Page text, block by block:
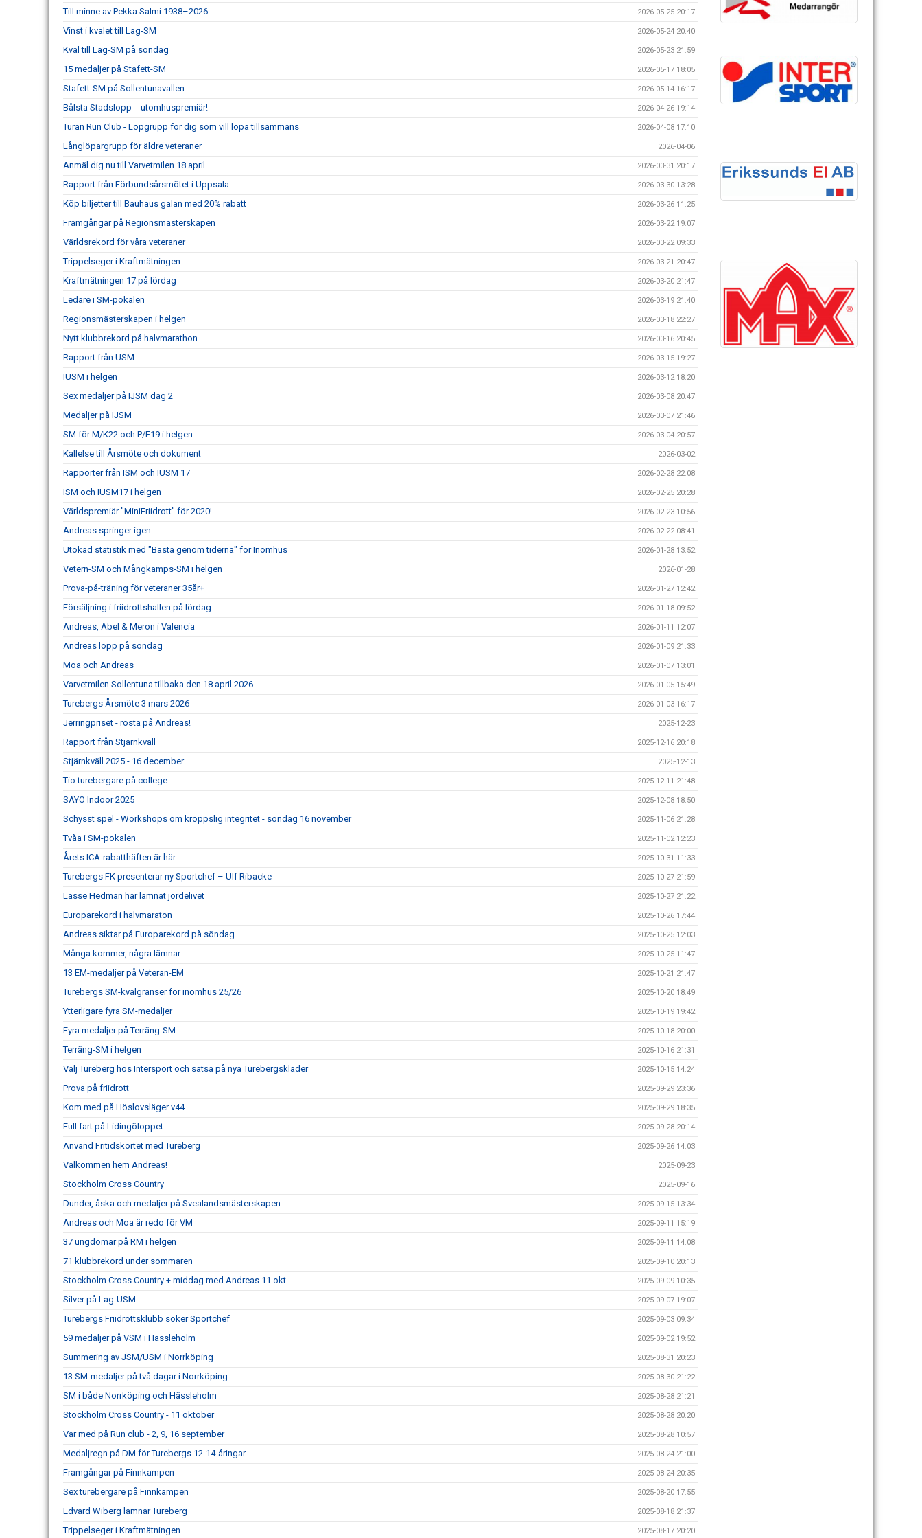
Till minne av Pekka Salmi 1938–2026 2026-05-25 20:17
Vinst i kvalet till Lag-SM 2026-05-24 20:40
Kval till Lag-SM på söndag 2026-05-23 21:59
15 medaljer på Stafett-SM 2026-05-17 18:05
Stafett-SM på Sollentunavallen 2026-05-14 16:17
Bålsta Stadslopp = utomhuspremiär! 2026-04-26 19:14
Turan Run Club - Löpgrupp för dig som vill löpa tillsammans 2026-04-08 17:10
Långlöpargrupp för äldre veteraner 2026-04-06
Anmäl dig nu till Varvetmilen 18 april 2026-03-31 20:17
Rapport från Förbundsårsmötet i Uppsala 2026-03-30 13:28
Köp biljetter till Bauhaus galan med 20% rabatt 2026-03-26 11:25
Framgångar på Regionsmästerskapen 2026-03-22 19:07
Världsrekord för våra veteraner 2026-03-22 09:33
Trippelseger i Kraftmätningen 2026-03-21 20:47
Kraftmätningen 17 på lördag 2026-03-20 21:47
Ledare i SM-pokalen 2026-03-19 21:40
Regionsmästerskapen i helgen 2026-03-18 22:27
Nytt klubbrekord på halvmarathon 2026-03-16 20:45
Rapport från USM 2026-03-15 19:27
IUSM i helgen 2026-03-12 18:20
Sex medaljer på IJSM dag 2 2026-03-08 20:47
Medaljer på IJSM 2026-03-07 21:46
SM för M/K22 och P/F19 i helgen 2026-03-04 20:57
Kallelse till Årsmöte och dokument 2026-03-02
Rapporter från ISM och IUSM 17 2026-02-28 22:08
ISM och IUSM17 i helgen 2026-02-25 20:28
Världspremiär "MiniFriidrott" för 2020! 2026-02-23 10:56
Andreas springer igen 2026-02-22 08:41
Utökad statistik med "Bästa genom tiderna" för Inomhus 2026-01-28 13:52
Vetern-SM och Mångkamps-SM i helgen 2026-01-28
Prova-på-träning för veteraner 35år+ 2026-01-27 12:42
Försäljning i friidrottshallen på lördag 2026-01-18 09:52
Andreas, Abel & Meron i Valencia 2026-01-11 12:07
Andreas lopp på söndag 2026-01-09 21:33
Moa och Andreas 2026-01-07 13:01
Varvetmilen Sollentuna tillbaka den 18 april 2026 2026-01-05 15:49
Turebergs Årsmöte 3 mars 2026 2026-01-03 16:17
Jerringpriset - rösta på Andreas! 2025-12-23
Rapport från Stjärnkväll 2025-12-16 20:18
Stjärnkväll 2025 - 16 december 2025-12-13
Tio turebergare på college 2025-12-11 21:48
SAYO Indoor 2025 2025-12-08 18:50
Schysst spel - Workshops om kroppslig integritet - söndag 16 november 2025-11-06 21:28
Tvåa i SM-pokalen 2025-11-02 12:23
Årets ICA-rabatthäften är här 2025-10-31 11:33
Turebergs FK presenterar ny Sportchef – Ulf Ribacke 2025-10-27 21:59
Lasse Hedman har lämnat jordelivet 2025-10-27 21:22
Europarekord i halvmaraton 2025-10-26 17:44
Andreas siktar på Europarekord på söndag 2025-10-25 12:03
Många kommer, några lämnar... 2025-10-25 11:47
13 EM-medaljer på Veteran-EM 2025-10-21 21:47
Turebergs SM-kvalgränser för inomhus 25/26 2025-10-20 18:49
Ytterligare fyra SM-medaljer 2025-10-19 19:42
Fyra medaljer på Terräng-SM 2025-10-18 20:00
Terräng-SM i helgen 2025-10-16 21:31
Välj Tureberg hos Intersport och satsa på nya Turebergskläder 2025-10-15 14:24
Prova på friidrott 2025-09-29 23:36
Kom med på Höslovsläger v44 2025-09-29 18:35
Full fart på Lidingöloppet 2025-09-28 20:14
Använd Fritidskortet med Tureberg 2025-09-26 14:03
Välkommen hem Andreas! 2025-09-23
Stockholm Cross Country 2025-09-16
Dunder, åska och medaljer på Svealandsmästerskapen 2025-09-15 13:34
Andreas och Moa är redo för VM 2025-09-11 15:19
37 ungdomar på RM i helgen 2025-09-11 14:08
71 klubbrekord under sommaren 2025-09-10 20:13
Stockholm Cross Country + middag med Andreas 11 okt 2025-09-09 10:35
Silver på Lag-USM 2025-09-07 19:07
Turebergs Friidrottsklubb söker Sportchef 2025-09-03 09:34
59 medaljer på VSM i Hässleholm 2025-09-02 19:52
Summering av JSM/USM i Norrköping 2025-08-31 20:23
13 SM-medaljer på två dagar i Norrköping 2025-08-30 21:22
SM i både Norrköping och Hässleholm 2025-08-28 21:21
Stockholm Cross Country - 11 oktober 2025-08-28 20:20
Var med på Run club - 2, 9, 16 september 2025-08-28 10:57
Medaljregn på DM för Turebergs 12-14-åringar 2025-08-24 21:00
Framgångar på Finnkampen 2025-08-24 20:35
Sex turebergare på Finnkampen 2025-08-20 17:55
Edvard Wiberg lämnar Tureberg 2025-08-18 21:37
Trippelseger i Kraftmätningen 2025-08-17 20:20